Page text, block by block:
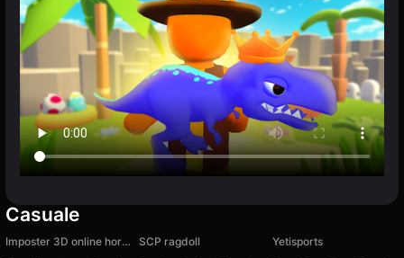
Casuale
Imposter 3D online horror SCP ragdoll
Yetisports